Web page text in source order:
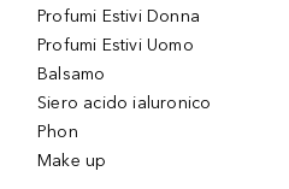
Profumi Estivi Donna
Profumi Estivi Uomo
Balsamo
Siero acido ialuronico
Phon
Make up